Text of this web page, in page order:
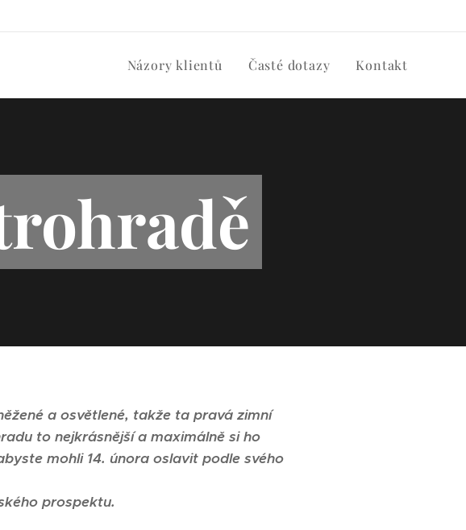
Názory klientů Časté dotazy Kontakt
a osvětlené, takže ta pravá zimní
to nejkrásnější a maximálně si ho
mohli 14. února oslavit podle svého
prospektu.